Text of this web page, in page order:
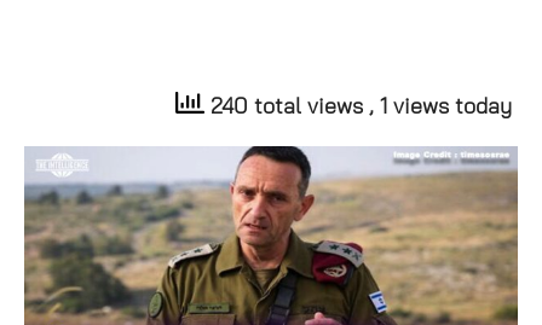
240 total views , 1 views today